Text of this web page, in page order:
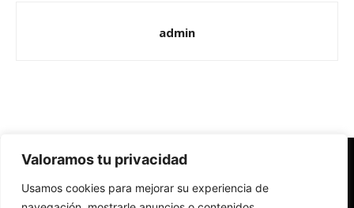
Valoramos tu privacidad
Usamos cookies para mejorar su experiencia de
admin
Redes Cristianas
Una mirada alternativa sobre la Iglesia católica y la sociedad
- Colectivos de Redes Cristianas